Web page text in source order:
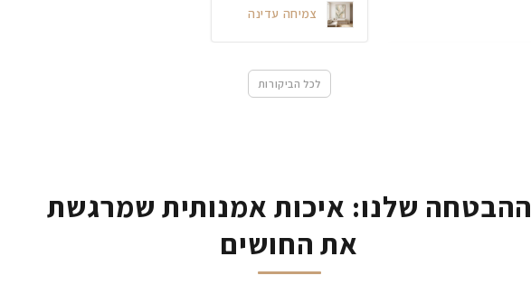
צמיחה עדינה
לכל הביקורות
ההבטחה שלנו: איכות אמנותית שמרגשת
את החושים